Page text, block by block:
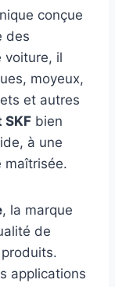
conçue
des
voiture, il
moyeux,
et autres
SKF bien
à une
maîtrisée.
, la marque
de
applications